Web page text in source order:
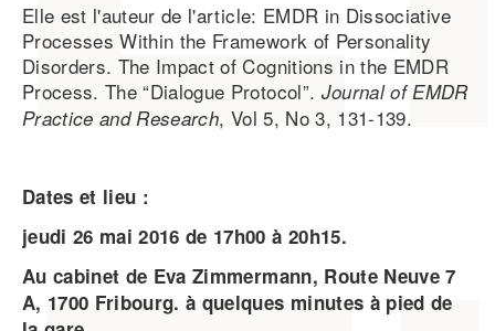
Elle est l'auteur de l'article: EMDR in Dissociative
Processes Within the Framework of Personality
Disorders. The Impact of Cognitions in the EMDR
Process. The “Dialogue Protocol”. Journal of EMDR
Practice and Research, Vol 5, No 3, 131-139.
Dates et lieu :
jeudi 26 mai 2016 de 17h00 à 20h15.
Au cabinet de Eva Zimmermann, Route Neuve 7
A, 1700 Fribourg. à quelques minutes à pied de